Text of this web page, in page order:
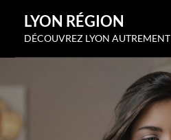
content
LYON RÉGION
DÉCOUVREZ LYON AUTREMENT